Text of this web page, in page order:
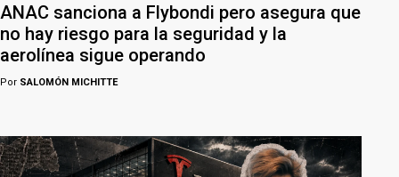
ANAC sanciona a Flybondi pero asegura que
no hay riesgo para la seguridad y la
aerolínea sigue operando
Por SALOMÓN MICHITTE